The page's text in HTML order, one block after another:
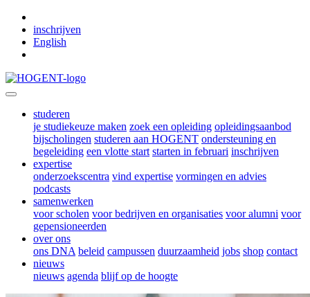
inschrijven
English
studeren
je studiekeuze maken zoek een opleiding opleidingsaanbod
bijscholingen studeren aan HOGENT ondersteuning en
begeleiding een vlotte start starten in februari inschrijven
expertise
onderzoekscentra vind expertise vormingen en advies
podcasts
samenwerken
voor scholen voor bedrijven en organisaties voor alumni voor
gepensioneerden
over ons
ons DNA beleid campussen duurzaamheid jobs shop contact
nieuws
nieuws agenda blijf op de hoogte